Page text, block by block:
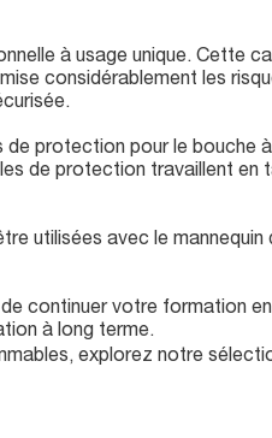
à usage unique. Cette
considérablement les
protection pour le
de protection travaillent en
utilisées avec le
continuer votre formation
à long terme.
explorez notre